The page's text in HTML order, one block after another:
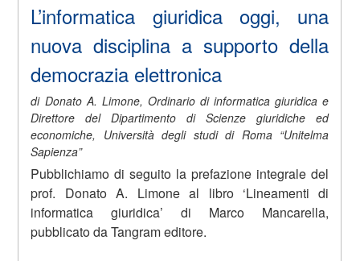
L’informatica giuridica oggi, una
nuova disciplina a supporto della
democrazia elettronica
di Donato A. Limone, Ordinario di informatica giuridica e
Direttore del Dipartimento di Scienze giuridiche ed
economiche, Università degli studi di Roma “Unitelma
Sapienza”
Pubblichiamo di seguito la prefazione integrale del
prof. Donato A. Limone al libro ‘Lineamenti di
informatica giuridica’ di Marco Mancarella,
pubblicato da Tangram editore.